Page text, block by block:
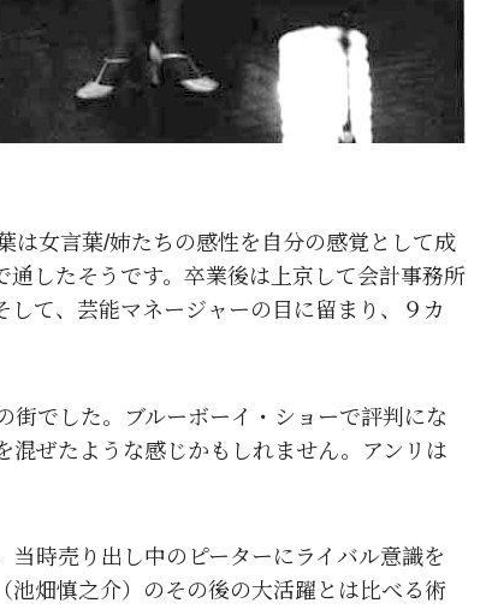
は女言葉/姉たちの感性を自分の感覚として成
したそうです。卒業後は上京して会計事務所
て、芸能マネージャーの目に留まり、９カ
でした。ブルーボーイ・ショーで評判にな
混ぜたような感じかもしれません。アンリは
当時売り出し中のピーターにライバル意識を
畑慎之介）のその後の大活躍とは比べる術